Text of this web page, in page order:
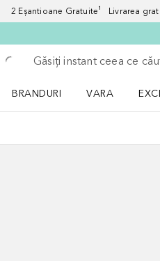
2 Eșantioane Gratuite¹ Livrarea
Înapoi
Executați căutarea
BRANDURI
VARA